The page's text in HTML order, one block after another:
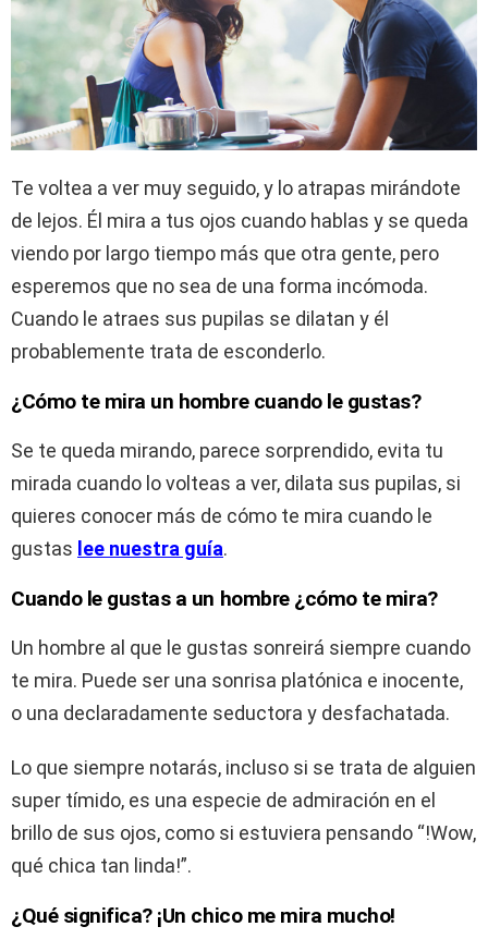
Te voltea a ver muy seguido, y lo atrapas mirándote
de lejos. Él mira a tus ojos cuando hablas y se queda
viendo por largo tiempo más que otra gente, pero
esperemos que no sea de una forma incómoda.
Cuando le atraes sus pupilas se dilatan y él
probablemente trata de esconderlo.
¿Cómo te mira un hombre cuando le gustas?
Se te queda mirando, parece sorprendido, evita tu
mirada cuando lo volteas a ver, dilata sus pupilas, si
quieres conocer más de cómo te mira cuando le
gustas lee nuestra guía.
Cuando le gustas a un hombre ¿cómo te mira?
Un hombre al que le gustas sonreirá siempre cuando
te mira. Puede ser una sonrisa platónica e inocente,
o una declaradamente seductora y desfachatada.
Lo que siempre notarás, incluso si se trata de alguien
super tímido, es una especie de admiración en el
brillo de sus ojos, como si estuviera pensando “!Wow,
qué chica tan linda!”.
¿Qué significa? ¡Un chico me mira mucho!